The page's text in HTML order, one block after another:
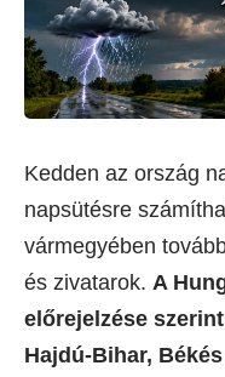
Kedden az ország
napsütésre
vármegyében
és zivatarok. A
előrejelzése
Hajdú-Bihar,